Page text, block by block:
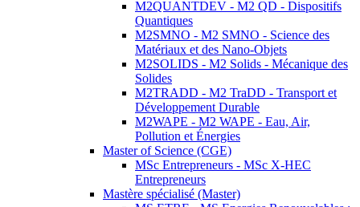
M2QUANTDEV - M2 QD - Dispositifs
Quantiques
M2SMNO - M2 SMNO - Science des
Matériaux et des Nano-Objets
M2SOLIDS - M2 Solids - Mécanique des
Solides
M2TRADD - M2 TraDD - Transport et
Développement Durable
M2WAPE - M2 WAPE - Eau, Air,
Pollution et Énergies
Master of Science (CGE)
MSc Entrepreneurs - MSc X-HEC
Entrepreneurs
Mastère spécialisé (Master)